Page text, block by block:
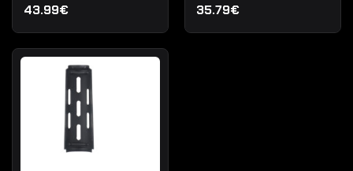
43.99€ 35.79€